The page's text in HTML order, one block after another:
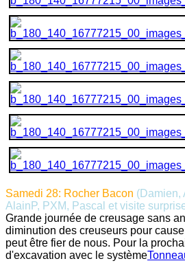
Samedi 28: Rocher Bacon (Damien,
AlainP, PXM, Pascal et visite
Grande journée de creusage sans
diminution des creuseurs pour
peut être fier de nous. Pour la
d'excavation avec le système